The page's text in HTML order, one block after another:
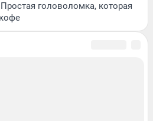
головоломка, которая